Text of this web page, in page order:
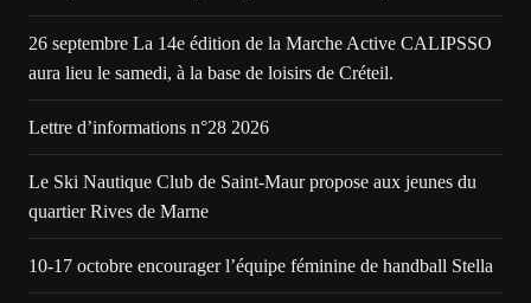
26 septembre La 14e édition de la Marche Active CALIPSSO
aura lieu le samedi, à la base de loisirs de Créteil.
Lettre d’informations n°28 2026
Le Ski Nautique Club de Saint-Maur propose aux jeunes du
quartier Rives de Marne
10-17 octobre encourager l’équipe féminine de handball Stella